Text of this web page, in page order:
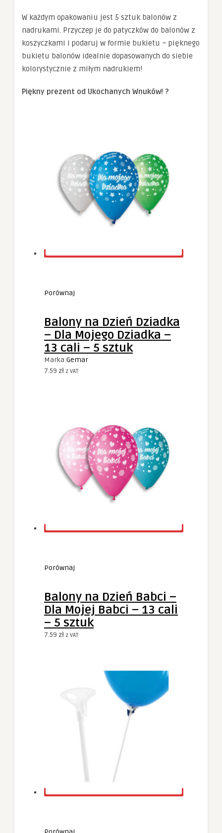
W każdym opakowaniu jest 5 sztuk balonów z
nadrukami. Przyczep je do patyczków do balonów z
koszyczkami i podaruj w formie bukietu – pięknego
bukietu balonów idealnie dopasowanych do siebie
kolorystycznie z miłym nadrukiem!
Piękny prezent od Ukochanych Wnuków! ?
Porównaj
Balony na Dzień Dziadka
– Dla Mojego Dziadka –
13 cali – 5 sztuk
Marka:Gemar
7.59 zł z VAT
Porównaj
Balony na Dzień Babci –
Dla Mojej Babci – 13 cali
– 5 sztuk
7.59 zł z VAT